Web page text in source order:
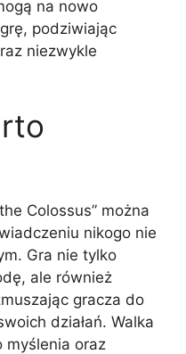
na nowo
podziwiając
niezwykle
Colossus” można
nikogo nie
Gra nie tylko
ale również
gracza do
działań. Walka
myślenia oraz